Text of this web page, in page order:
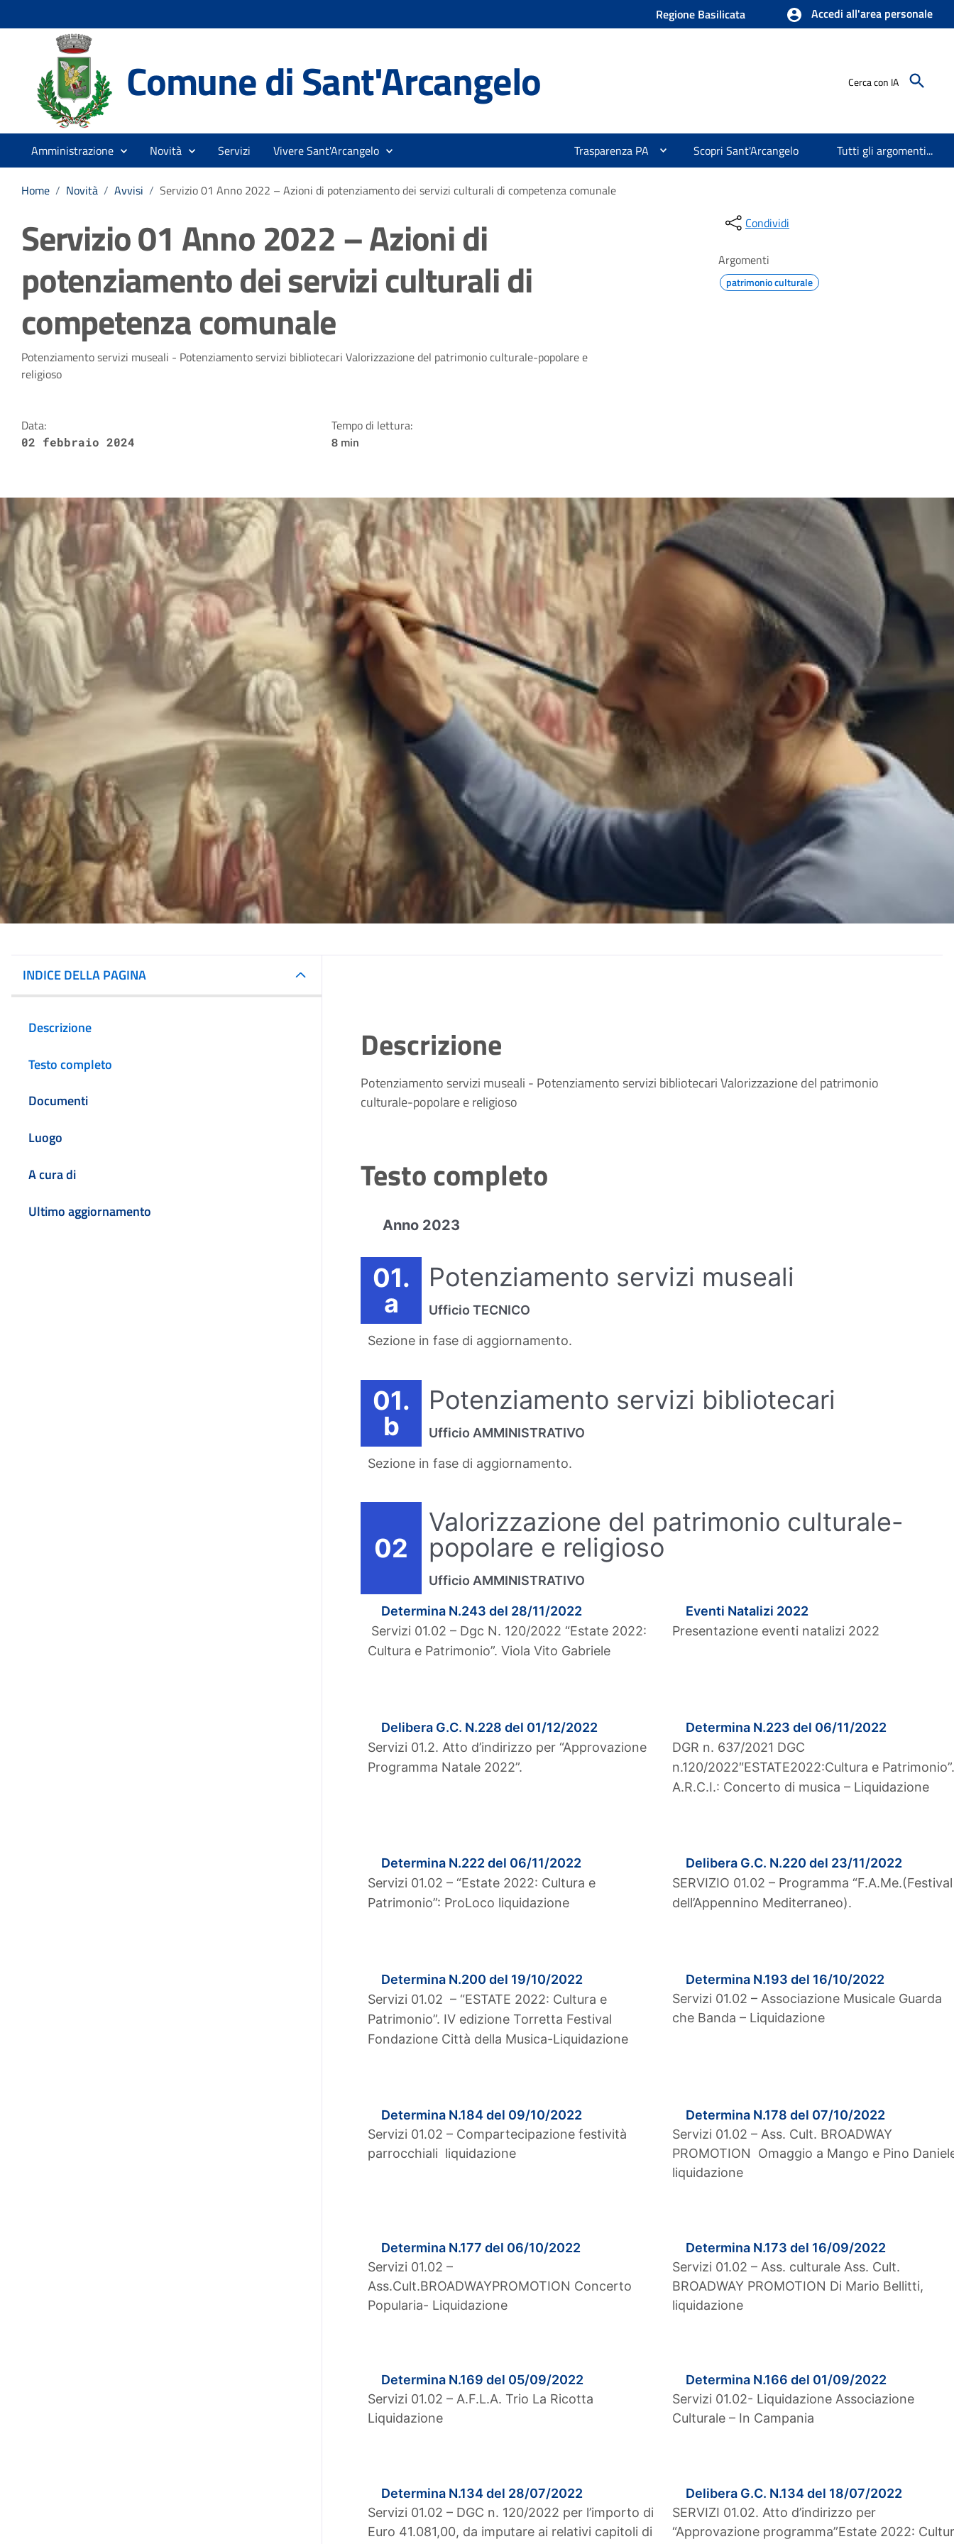
Regione Basilicata Accedi all'area personale
Comune di Sant'Arcangelo Cerca con IA
Amministrazione Novità Servizi Vivere Sant'Arcangelo Trasparenza PA Scopri Sant'Arcangelo Tutti gli argomenti...
Home / Novità / Avvisi / Servizio 01 Anno 2022 – Azioni di potenziamento dei servizi culturali di competenza comunale
Servizio 01 Anno 2022 – Azioni di
potenziamento dei servizi culturali di
competenza comunale
Dettagli della notizia
Potenziamento servizi museali - Potenziamento servizi bibliotecari Valorizzazione del patrimonio culturale-popolare e
religioso
Data:
02 febbraio 2024
Tempo di lettura:
8 min
Condividi
Argomenti
patrimonio culturale
INDICE DELLA PAGINA
Descrizione
Testo completo
Documenti
Luogo
A cura di
Ultimo aggiornamento
Descrizione
Potenziamento servizi museali - Potenziamento servizi bibliotecari Valorizzazione del patrimonio
culturale-popolare e religioso
Testo completo
Anno 2023
01.
a
Potenziamento servizi museali
Ufficio TECNICO
Sezione in fase di aggiornamento.
01.
b
Potenziamento servizi bibliotecari
Ufficio AMMINISTRATIVO
Sezione in fase di aggiornamento.
02
Valorizzazione del patrimonio culturale-
popolare e religioso
Ufficio AMMINISTRATIVO
Determina N.243 del 28/11/2022
Servizi 01.02 – Dgc N. 120/2022 “Estate 2022:
Cultura e Patrimonio”. Viola Vito Gabriele
Eventi Natalizi 2022
Presentazione eventi natalizi 2022
Delibera G.C. N.228 del 01/12/2022
Servizi 01.2. Atto d’indirizzo per “Approvazione
Programma Natale 2022”.
Determina N.223 del 06/11/2022
DGR n. 637/2021 DGC
n.120/2022″ESTATE2022:Cultura e Patrimonio”.
A.R.C.I.: Concerto di musica – Liquidazione
Determina N.222 del 06/11/2022
Servizi 01.02 – “Estate 2022: Cultura e
Patrimonio”: ProLoco liquidazione
Delibera G.C. N.220 del 23/11/2022
SERVIZIO 01.02 – Programma “F.A.Me.(Festival
dell’Appennino Mediterraneo).
Determina N.200 del 19/10/2022
Servizi 01.02 – “ESTATE 2022: Cultura e
Patrimonio”. IV edizione Torretta Festival
Fondazione Città della Musica-Liquidazione
Determina N.193 del 16/10/2022
Servizi 01.02 – Associazione Musicale Guarda
che Banda – Liquidazione
Determina N.184 del 09/10/2022
Servizi 01.02 – Compartecipazione festività
parrocchiali liquidazione
Determina N.178 del 07/10/2022
Servizi 01.02 – Ass. Cult. BROADWAY
PROMOTION Omaggio a Mango e Pino
liquidazione
Determina N.177 del 06/10/2022
Servizi 01.02 –
Ass.Cult.BROADWAYPROMOTION Concerto
Popularia- Liquidazione
Determina N.173 del 16/09/2022
Servizi 01.02 – Ass. culturale Ass. Cult.
BROADWAY PROMOTION Di Mario Bellitti,
liquidazione
Determina N.169 del 05/09/2022
Servizi 01.02 – A.F.L.A. Trio La Ricotta
Liquidazione
Determina N.166 del 01/09/2022
Servizi 01.02- Liquidazione Associazione
Culturale – In Campania
Determina N.134 del 28/07/2022
Servizi 01.02 – DGC n. 120/2022 per l’importo di
Euro 41.081,00, da imputare ai relativi capitoli di
Delibera G.C. N.134 del 18/07/2022
SERVIZI 01.02. Atto d’indirizzo per
“Approvazione programma”Estate 2022: